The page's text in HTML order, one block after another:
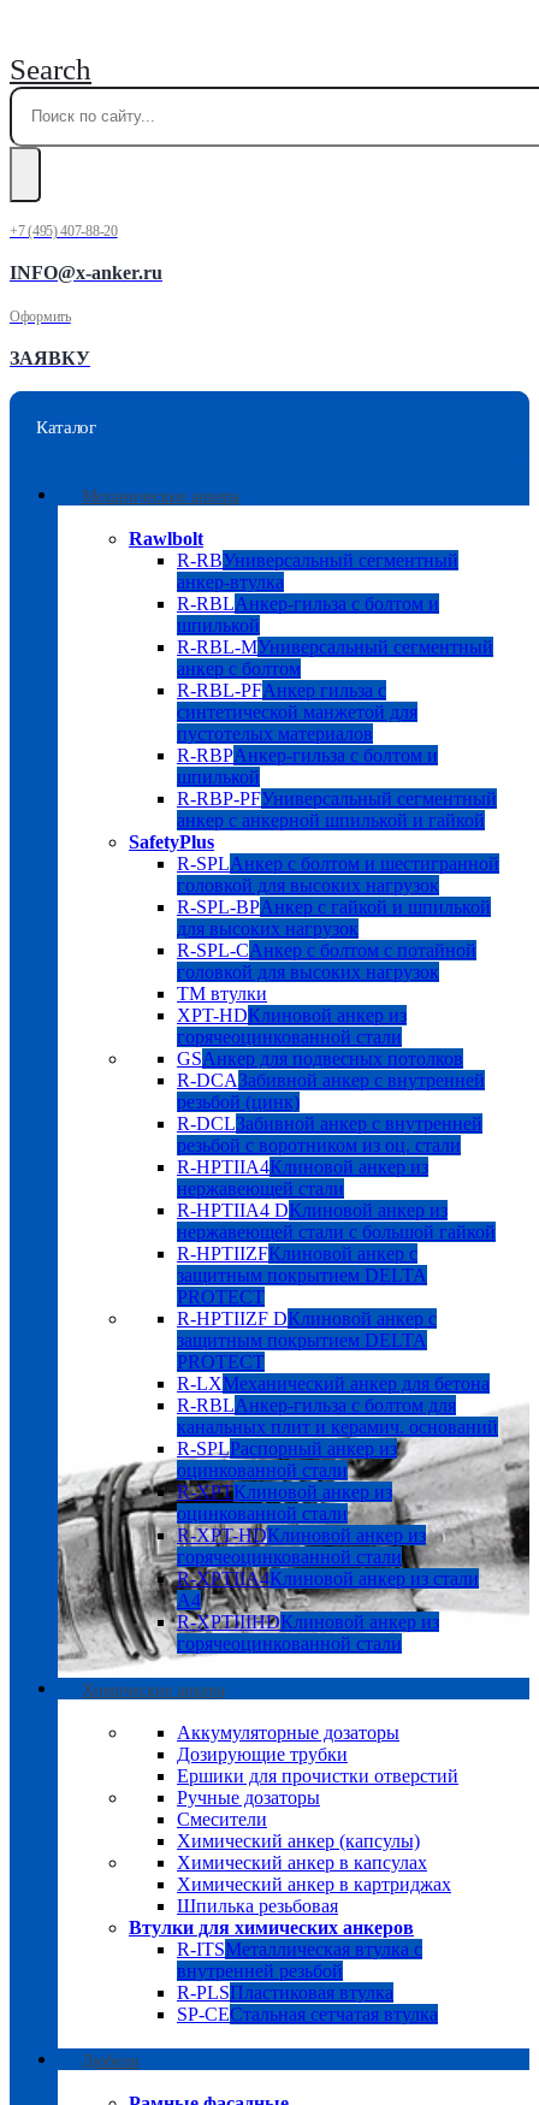
Search
+7 (495) 407-88-20
INFO@x-anker.ru
Оформить
ЗАЯВКУ
Каталог
Механические анкера
Rawlbolt
R-RBУниверсальный сегментный
анкер-втулка
R-RBLАнкер-гильза с болтом и
шпилькой
R-RBL-MУниверсальный сегментный
анкер с болтом
R-RBL-PFАнкер гильза с
синтетической манжетой для
пустотелых материалов
R-RBPАнкер-гильза с болтом и
шпилькой
R-RBP-PFУниверсальный сегментный
анкер с анкерной шпилькой и гайкой
SafetyPlus
R-SPLАнкер с болтом и шестигранной
головкой для высоких нагрузок
R-SPL-BPАнкер с гайкой и шпилькой
для высоких нагрузок
R-SPL-CАнкер с болтом с потайной
головкой для высоких нагрузок
TM втулки
XPT-HDКлиновой анкер из
горячеоцинкованной стали
GSАнкер для подвесных потолков
R-DCAЗабивной анкер с внутренней
резьбой (цинк)
R-DCLЗабивной анкер с внутренней
резьбой с воротником из оц. стали
R-HPTIIA4Клиновой анкер из
нержавеющей стали
R-HPTIIA4 DКлиновой анкер из
нержавеющей стали с большой гайкой
R-HPTIIZFКлиновой анкер с
защитным покрытием DELTA
PROTECT
R-HPTIIZF DКлиновой анкер с
защитным покрытием DELTA
PROTECT
R-LXМеханический анкер для бетона
R-RBLАнкер-гильза с болтом для
канальных плит и керамич. оснований
R-SPLРаспорный анкер из
оцинкованной стали
R-XPTКлиновой анкер из
оцинкованной стали
R-XPT-HDКлиновой анкер из
горячеоцинкованной стали
R-XPTIIA4Клиновой анкер из стали
А4
R-XPTIIIHDКлиновой анкер из
горячеоцинкованной стали
Химические анкера
Аккумуляторные дозаторы
Дозирующие трубки
Ершики для прочистки отверстий
Ручные дозаторы
Смесители
Химический анкер (капсулы)
Химический анкер в капсулах
Химический анкер в картриджах
Шпилька резьбовая
Втулки для химических анкеров
R-ITSМеталлическая втулка с
внутренней резьбой
R-PLSПластиковая втулка
SP-CEСтальная сетчатая втулка
Дюбели